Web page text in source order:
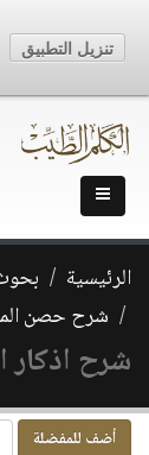
الرئيسية
شرح حصن
شرح اذكار
أضف للمفضلة
تنزيل التطبيق